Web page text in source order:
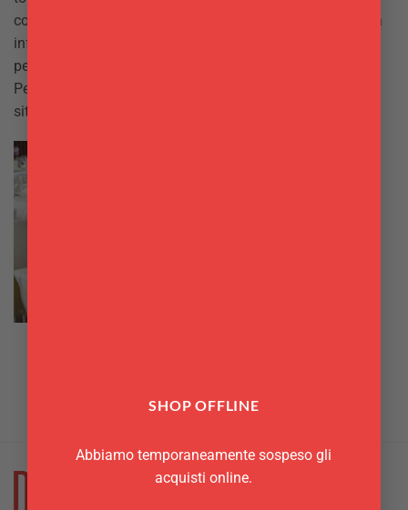
SHOP OFFLINE
Abbiamo temporaneamente sospeso gli
acquisti online.
contattaci telefonicamente allo 06/9877590 o via email a
info@delgattoforniture.it e otterrai la tua offerta
personalizzata.
Per visualizzare tutto l’assortimento Duni visista il
sito http://www.duni.com/it/